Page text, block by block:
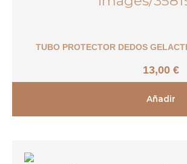
TUBO PROTECTOR DEDOS
13,00 €
Añadir